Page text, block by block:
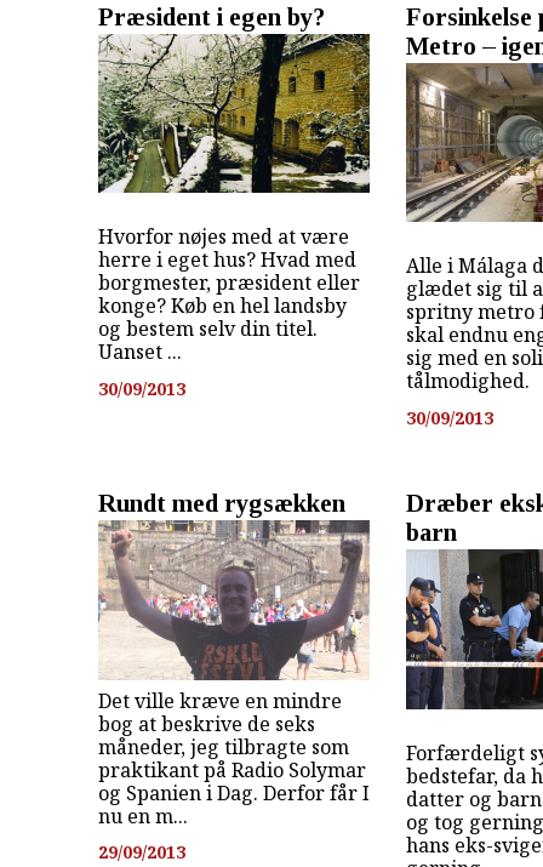
Præsident i egen by?
Hvorfor nøjes med at være
herre i eget hus? Hvad med
borgmester, præsident eller
konge? Køb en hel landsby
og bestem selv din titel.
Uanset ...
30/09/2013
Forsinkelse
Metro –
Alle i Málaga
glædet sig til
spritny metro
skal endnu
sig med en
tålmodighed.
30/09/2013
Rundt med rygsækken
Det ville kræve en mindre
bog at beskrive de seks
måneder, jeg tilbragte som
praktikant på Radio Solymar
og Spanien i Dag. Derfor får I
nu en m...
29/09/2013
Dræber
barn
Forfærdeligt
bedstefar, da
datter og
og tog
hans eks-